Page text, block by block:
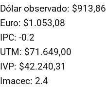
Dólar observado: $913,86
Euro: $1.053,08
IPC: -0.2
UTM: $71.649,00
IVP: $42.240,31
Imacec: 2.4